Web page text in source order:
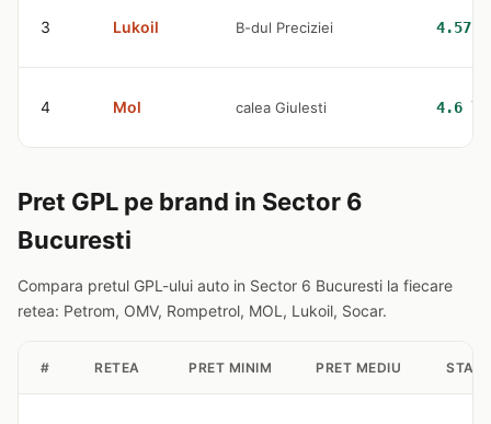
3 Lukoil B-dul Preciziei 4.57
4 Mol calea Giulesti 4.6
Pret GPL pe brand in Sector 6
Bucuresti
Compara pretul GPL-ului auto in Sector 6 Bucuresti la fiecare
retea: Petrom, OMV, Rompetrol, MOL, Lukoil, Socar.
# RETEA PRET MINIM PRET MEDIU